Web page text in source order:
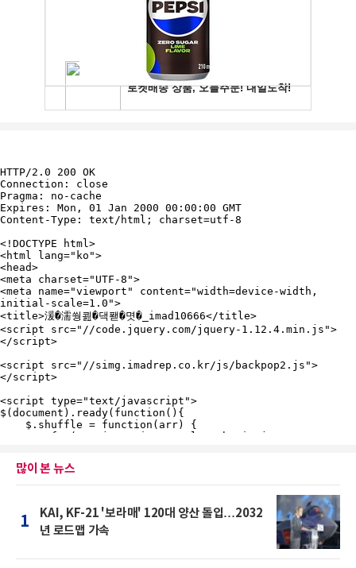
많이 본 뉴스
1
KAI, KF-21 '보라매' 120대 양산 돌입…2032
년 로드맵 가속